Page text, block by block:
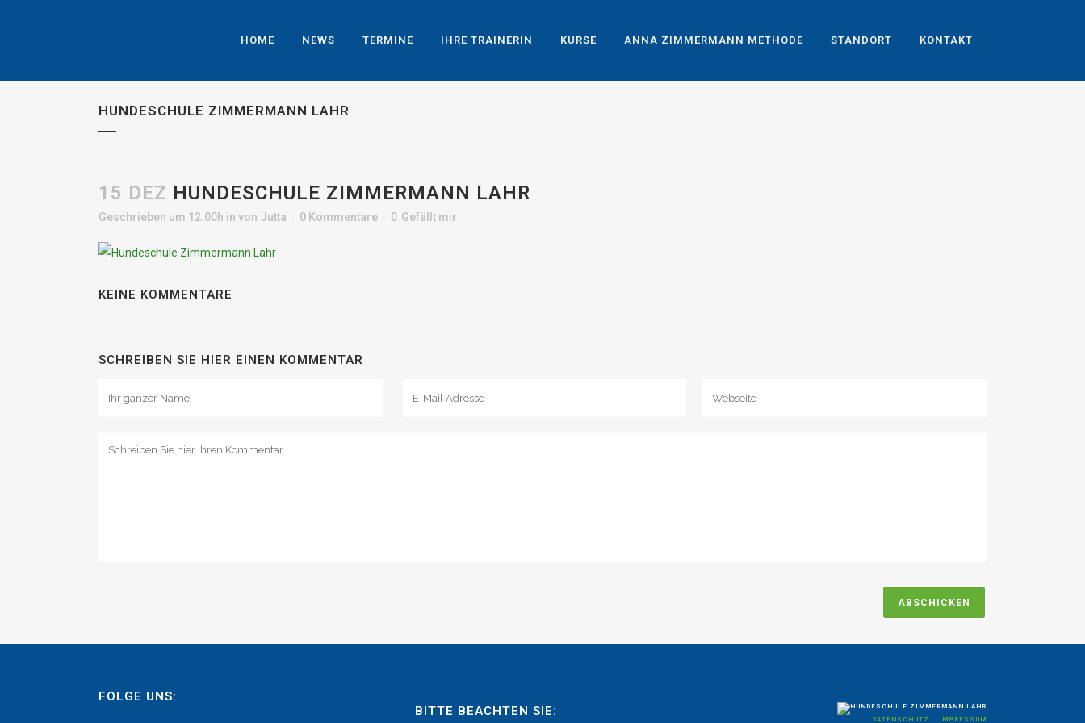
HOME NEWS TERMINE IHRE TRAINERIN KURSE ANNA ZIMMERMANN METHODE STANDORT KONTAKT
HUNDESCHULE ZIMMERMANN LAHR
15 DEZ HUNDESCHULE ZIMMERMANN LAHR
Geschrieben um 12:00h in von Jutta 0 Kommentare 0 Gefällt mir
KEINE KOMMENTARE
SCHREIBEN SIE HIER EINEN KOMMENTAR
FOLGE UNS:
BITTE BEACHTEN SIE:
DATENSCHUTZ IMPRESSUM